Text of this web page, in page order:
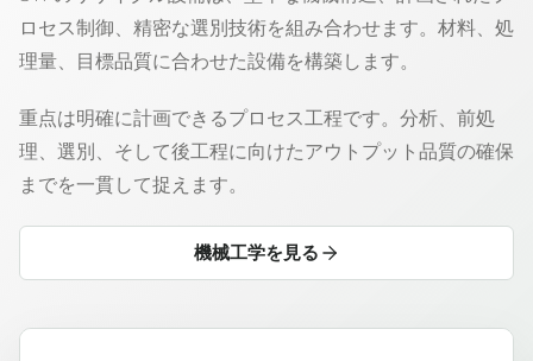
ロセス制御、精密な選別技術を組み合わせます。材料、処
理量、目標品質に合わせた設備を構築します。
重点は明確に計画できるプロセス工程です。分析、前処
理、選別、そして後工程に向けたアウトプット品質の確保
までを一貫して捉えます。
機械工学を見る